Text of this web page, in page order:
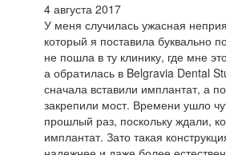
4 августа 2017
У меня случилась ужасная
который я поставила буквально
не пошла в ту клинику, где мне
а обратилась в Belgravia Dental
сначала вставили имплантат, а
закрепили мост. Времени ушло
прошлый раз, поскольку ждали,
имплантат. Зато такая